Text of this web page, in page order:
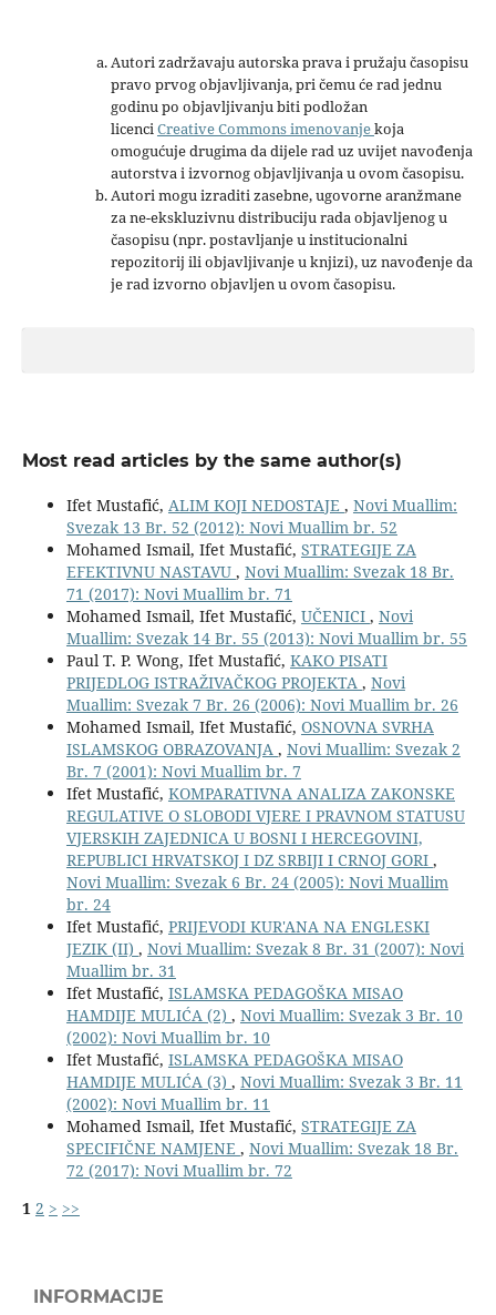
Autori zadržavaju autorska prava i pružaju časopisu
pravo prvog objavljivanja, pri čemu će rad jednu
godinu po objavljivanju biti podložan
licenciCreative Commons imenovanjekoja
omogućuje drugima da dijele rad uz uvijet navođenja
autorstva i izvornog objavljivanja u ovom časopisu.
Autori mogu izraditi zasebne, ugovorne aranžmane
za ne-ekskluzivnu distribuciju rada objavljenog u
časopisu (npr. postavljanje u institucionalni
repozitorij ili objavljivanje u knjizi), uz navođenje da
je rad izvorno objavljen u ovom časopisu.
Most read articles by the same author(s)
Ifet Mustafić, ALIM KOJI NEDOSTAJE , Novi Muallim:
Svezak 13 Br. 52 (2012): Novi Muallim br. 52
Mohamed Ismail, Ifet Mustafić, STRATEGIJE ZA
EFEKTIVNU NASTAVU , Novi Muallim: Svezak 18 Br.
71 (2017): Novi Muallim br. 71
Mohamed Ismail, Ifet Mustafić, UČENICI , Novi
Muallim: Svezak 14 Br. 55 (2013): Novi Muallim br. 55
Paul T. P. Wong, Ifet Mustafić, KAKO PISATI
PRIJEDLOG ISTRAŽIVAČKOG PROJEKTA , Novi
Muallim: Svezak 7 Br. 26 (2006): Novi Muallim br. 26
Mohamed Ismail, Ifet Mustafić, OSNOVNA SVRHA
ISLAMSKOG OBRAZOVANJA , Novi Muallim: Svezak 2
Br. 7 (2001): Novi Muallim br. 7
Ifet Mustafić, KOMPARATIVNA ANALIZA ZAKONSKE
REGULATIVE O SLOBODI VJERE I PRAVNOM STATUSU
VJERSKIH ZAJEDNICA U BOSNI I HERCEGOVINI,
REPUBLICI HRVATSKOJ I DZ SRBIJI I CRNOJ GORI ,
Novi Muallim: Svezak 6 Br. 24 (2005): Novi Muallim
br. 24
Ifet Mustafić, PRIJEVODI KUR'ANA NA ENGLESKI
JEZIK (II) , Novi Muallim: Svezak 8 Br. 31 (2007): Novi
Muallim br. 31
Ifet Mustafić, ISLAMSKA PEDAGOŠKA MISAO
HAMDIJE MULIĆA (2) , Novi Muallim: Svezak 3 Br. 10
(2002): Novi Muallim br. 10
Ifet Mustafić, ISLAMSKA PEDAGOŠKA MISAO
HAMDIJE MULIĆA (3) , Novi Muallim: Svezak 3 Br. 11
(2002): Novi Muallim br. 11
Mohamed Ismail, Ifet Mustafić, STRATEGIJE ZA
SPECIFIČNE NAMJENE , Novi Muallim: Svezak 18 Br.
72 (2017): Novi Muallim br. 72
1 2 > >>
INFORMACIJE